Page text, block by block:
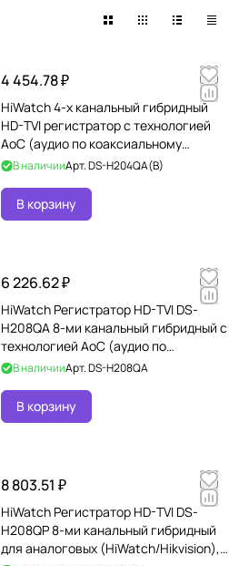
4 454.78 ₽
HiWatch 4-х канальный гибридный
HD-TVI регистратор c технологией
AoC (аудио по коаксиальному
кабелю) для аналоговых, HD-
В наличииАрт.DS-H204QA(B)
В корзину
6 226.62 ₽
HiWatch Регистратор HD-TVI DS-
H208QA 8-ми канальный гибридный c
технологией AoC (аудио по
коаксиальному кабелю) для анал
В наличииАрт.DS-H208QA
В корзину
8 803.51 ₽
HiWatch Регистратор HD-TVI DS-
H208QP 8-ми канальный гибридный
для аналоговых (HiWatch/Hikvision),